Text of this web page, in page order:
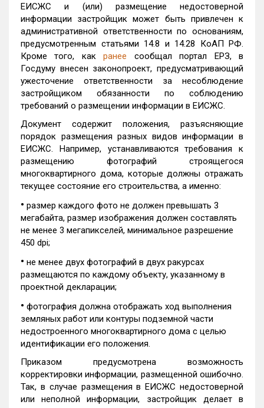
ЕИСЖС и (или) размещение недостоверной
информации застройщик может быть привлечен к
административной ответственности по основаниям,
предусмотренным статьями 14.8 и 14.28 КоАП РФ.
Кроме того, какранее сообщал портал ЕРЗ, в
Госдуму внесен законопроект, предусматривающий
ужесточение ответственности за несоблюдение
застройщиком обязанности по соблюдению
требований о размещении информации в ЕИСЖС.
Документ содержит положения, разъясняющие
порядок размещения разных видов информации в
ЕИСЖС. Например, устанавливаются требования к
размещению фотографий строящегося
многоквартирного дома, которые должны отражать
текущее состояние его строительства, а именно:
• размер каждого фото не должен превышать 3
мегабайта, размер изображения должен составлять
не менее 3 мегапикселей, минимальное разрешение
450 dpi;
• не менее двух фотографий в двух ракурсах
размещаются по каждому объекту, указанному в
проектной декларации;
• фотография должна отображать ход выполнения
земляных работ или контуры подземной части
недостроенного многоквартирного дома с целью
идентификации его положения.
Приказом предусмотрена возможность
корректировки информации, размещенной ошибочно.
Так, в случае размещения в ЕИСЖС недостоверной
или неполной информации, застройщик делает в